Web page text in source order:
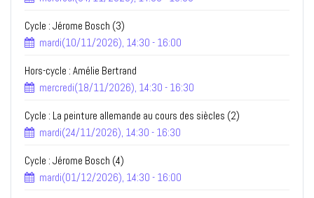
Cycle : Jérome Bosch (3)
mardi(10/11/2026), 14:30 - 16:00
Hors-cycle : Amélie Bertrand
mercredi(18/11/2026), 14:30 - 16:30
Cycle : La peinture allemande au cours des siècles (2)
mardi(24/11/2026), 14:30 - 16:30
Cycle : Jérome Bosch (4)
mardi(01/12/2026), 14:30 - 16:00